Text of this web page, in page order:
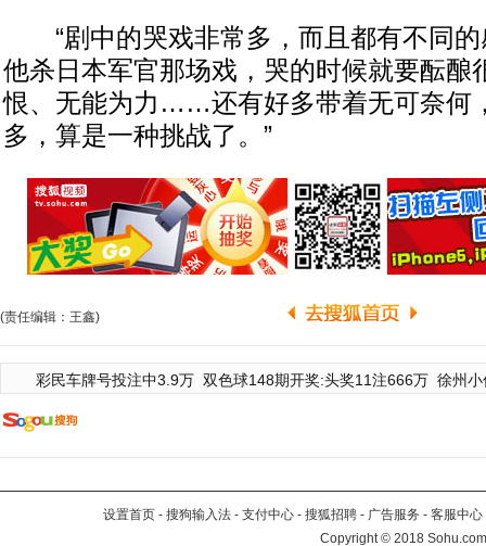
“剧中的哭戏非常多，而且都有不同的
他杀日本军官那场戏，哭的时候就要酝酿
恨、无能为力……还有好多带着无可奈何
多，算是一种挑战了。”
(责任编辑：王鑫)
彩民车牌号投注中3.9万 双色球148期开奖:头奖11注666万 徐州
设置首页 - 搜狗输入法 - 支付中心 - 搜狐招聘 - 广告服务 - 客服中心
Copyright©2018